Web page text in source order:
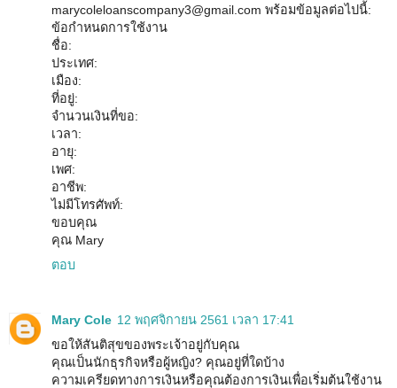
marycoleloanscompany3@gmail.com พร้อมข้อมูลต่อไปนี้:
ข้อกำหนดการใช้งาน
ชื่อ:
ประเทศ:
เมือง:
ที่อยู่:
จำนวนเงินที่ขอ:
เวลา:
อายุ:
เพศ:
อาชีพ:
ไม่มีโทรศัพท์:
ขอบคุณ
คุณ Mary
ตอบ
Mary Cole 12 พฤศจิกายน 2561 เวลา 17:41
ขอให้สันติสุขของพระเจ้าอยู่กับคุณ
คุณเป็นนักธุรกิจหรือผู้หญิง? คุณอยู่ที่ใดบ้าง
ความเครียดทางการเงินหรือคุณต้องการเงินเพื่อเริ่มต้นใช้งาน